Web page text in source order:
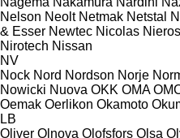
Nelson Neolt Netmak Netstal
& Esser Newtec Nicolas Nieros
Nirotech Nissan
NV
Nock Nord Nordson Norje
Nowicki Nuova OKK OMA
Oemak Oerlikon Okamoto
LB
Oliver Olnova Olofsfors Olsa